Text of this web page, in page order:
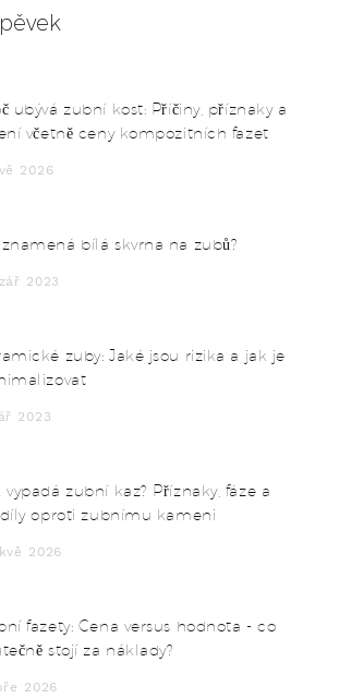
ubývá zubní kost: Příčiny, příznaky a
včetně ceny kompozitních fazet
2026
bílá skvrna na zubů?
2023
zuby: Jaké jsou rizika a jak je
2023
vypadá zubní kaz? Příznaky, fáze a
oproti zubnímu kameni
2026
fazety: Cena versus hodnota - co
stojí za náklady?
2026